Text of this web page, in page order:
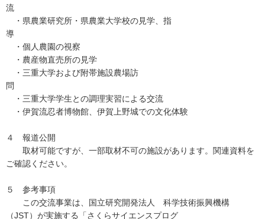
流
・県農業研究所・県農業大学校の見学、指
導
・個人農園の視察
・農産物直売所の見学
・三重大学および附帯施設農場訪
・三重大学学生との調理実習による交流
・伊賀流忍者博物館、伊賀上野城での文化体験
４ 報道公開
取材可能ですが、一部取材不可の施設があります。関連資料を
ご確認ください。
５ 参考事項
この交流事業は、国立研究開発法人 科学技術振興機構
（JST）が実施する「さくらサイエンスプログ